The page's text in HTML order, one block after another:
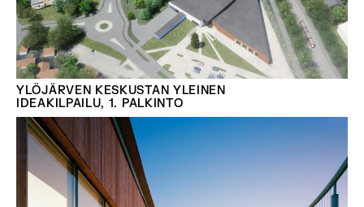
YLÖJÄRVEN KESKUSTAN YLEINEN
IDEAKILPAILU, 1. PALKINTO